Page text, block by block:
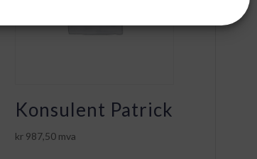
Konsulent Patrick
kr987,50 mva